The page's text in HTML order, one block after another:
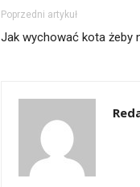
Poprzedni artykuł
Jak wychować kota żeby